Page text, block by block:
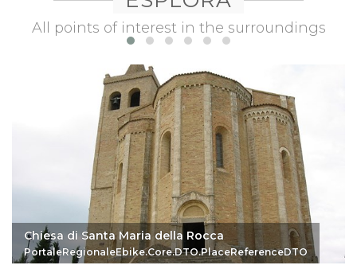
All points of interest in the surroundings
Chiesa di Santa Maria della Rocca
PortaleRegionaleEbike.Core.DTO.PlaceReferenceDTO